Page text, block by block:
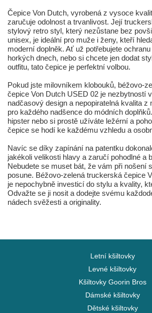
Čepice Von Dutch, vyrobená z vysoce
zaručuje odolnost a trvanlivost. Její
stylový retro styl, který nezůstane bez
unisex, je ideální pro muže i ženy, kteří
moderní doplněk. Ať už potřebujete
horkých dnech, nebo si chcete jen dodat
outfitu, tato čepice je perfektní volbou.
Pokud jste milovníkem klobouků, béžovo-
čepice Von Dutch USED 02 je nezbytností
nadčasový design a nepopiratelná kvalita z
pro každého nadšence do módních
hipster nebo si prostě užíváte ležérní a
čepice se hodí ke každému vzhledu a
Navíc se díky zapínání na patentku
jakékoli velikosti hlavy a zaručí pohodlné a
Nebudete se muset bát, že vám při nošení
posune. Béžovo-zelená truckerská čepice
je nepochybně investicí do stylu a kvality,
Odvažte se ji nosit a dodejte svému
nádech svěžesti a originality.
Letní kšiltovky
Levné kšiltovky
Kšiltovky Goorin Bros
Dámské kšiltovky
Dětské kšiltovky